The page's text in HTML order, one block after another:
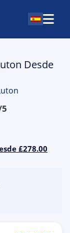
Desde
5
£278.00